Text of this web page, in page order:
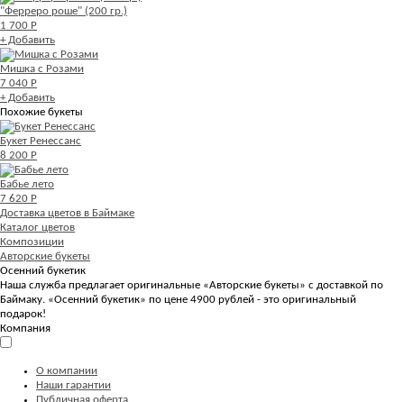
"Ферреро роше" (200 гр.)
1 700 Р
+ Добавить
Мишка с Розами
7 040 Р
+ Добавить
Похожие букеты
Букет Ренессанс
8 200 Р
Бабье лето
7 620 Р
Доставка цветов в Баймаке
Каталог цветов
Композиции
Авторские букеты
Осенний букетик
Наша служба предлагает оригинальные «Авторские букеты» с доставкой по
Баймаку. «Осенний букетик» по цене 4900 рублей - это оригинальный
подарок!
Компания
О компании
Наши гарантии
Публичная оферта